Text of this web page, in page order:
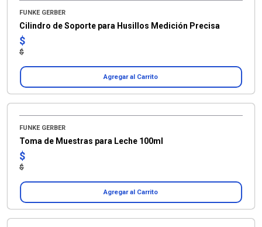
FUNKE GERBER
Cilindro de Soporte para Husillos Medición Precisa
$
$
Agregar al Carrito
FUNKE GERBER
Toma de Muestras para Leche 100ml
$
$
Agregar al Carrito